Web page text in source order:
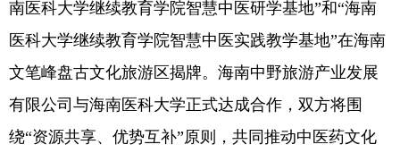
南医科大学继续教育学院智慧中医研学基地”和“海南
医科大学继续教育学院智慧中医实践教学基地”在海南
文笔峰盘古文化旅游区揭牌。海南中野旅游产业发展
有限公司与海南医科大学正式达成合作，双方将围
绕“资源共享、优势互补”原则，共同推动中医药文化